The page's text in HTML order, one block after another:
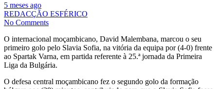
5 meses ago
REDACÇÃO ESFÉRICO
No Comments
O internacional moçambicano, David Malembana, marcou o seu
primeiro golo pelo Slavia Sofia, na vitória da equipa por (4-0) frente
ao Spartak Varna, em partida referente à 25.ª jornada da Primeira
Liga da Bulgária.
O defesa central moçambicano fez o segundo golo da formação